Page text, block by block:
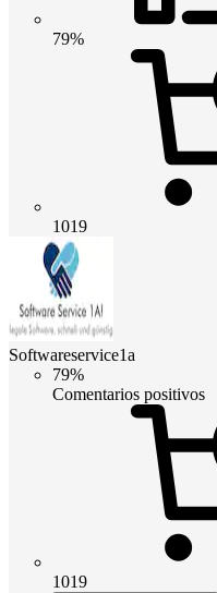
79%
1019
Softwareservice1a
79%
Comentarios positivos
1019